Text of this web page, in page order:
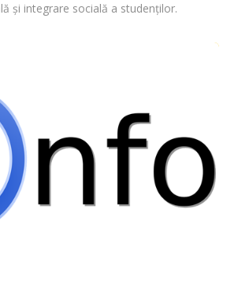
și integrare socială a studenților.